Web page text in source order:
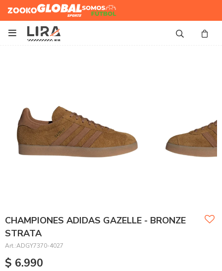
Zooko Global Sports
Somos
Futbol

CHAMPIONES ADIDAS GAZELLE - BRONZE
STRATA
ADGY7370-4027
$ 6.990